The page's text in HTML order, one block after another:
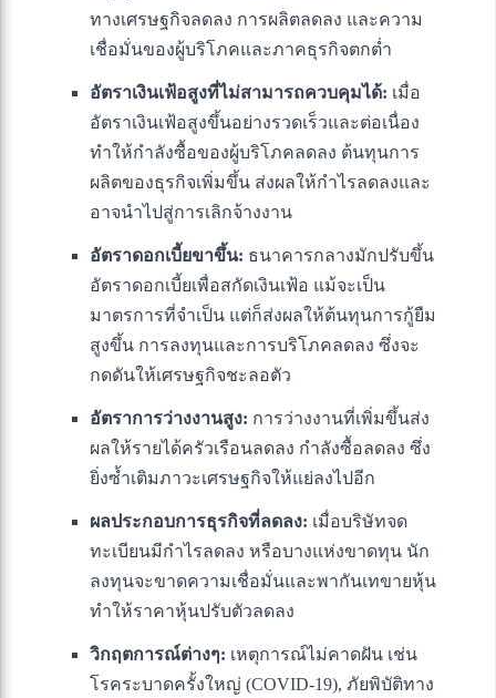
ทางเศรษฐกิจลดลง การผลิตลดลง และความ
เชื่อมั่นของผู้บริโภคและภาคธุรกิจตกต่ำ
อัตราเงินเฟ้อสูงที่ไม่สามารถควบคุมได้: เมื่อ
อัตราเงินเฟ้อสูงขึ้นอย่างรวดเร็วและต่อเนื่อง
ทำให้กำลังซื้อของผู้บริโภคลดลง ต้นทุนการ
ผลิตของธุรกิจเพิ่มขึ้น ส่งผลให้กำไรลดลงและ
อาจนำไปสู่การเลิกจ้างงาน
อัตราดอกเบี้ยขาขึ้น: ธนาคารกลางมักปรับขึ้น
อัตราดอกเบี้ยเพื่อสกัดเงินเฟ้อ แม้จะเป็น
มาตรการที่จำเป็น แต่ก็ส่งผลให้ต้นทุนการกู้ยืม
สูงขึ้น การลงทุนและการบริโภคลดลง ซึ่งจะ
กดดันให้เศรษฐกิจชะลอตัว
อัตราการว่างงานสูง: การว่างงานที่เพิ่มขึ้นส่ง
ผลให้รายได้ครัวเรือนลดลง กำลังซื้อลดลง ซึ่ง
ยิ่งซ้ำเติมภาวะเศรษฐกิจให้แย่ลงไปอีก
ผลประกอบการธุรกิจที่ลดลง: เมื่อบริษัทจด
ทะเบียนมีกำไรลดลง หรือบางแห่งขาดทุน นัก
ลงทุนจะขาดความเชื่อมั่นและพากันเทขายหุ้น
ทำให้ราคาหุ้นปรับตัวลดลง
วิกฤตการณ์ต่างๆ: เหตุการณ์ไม่คาดฝัน เช่น
โรคระบาดครั้งใหญ่ (COVID-19), ภัยพิบัติทาง